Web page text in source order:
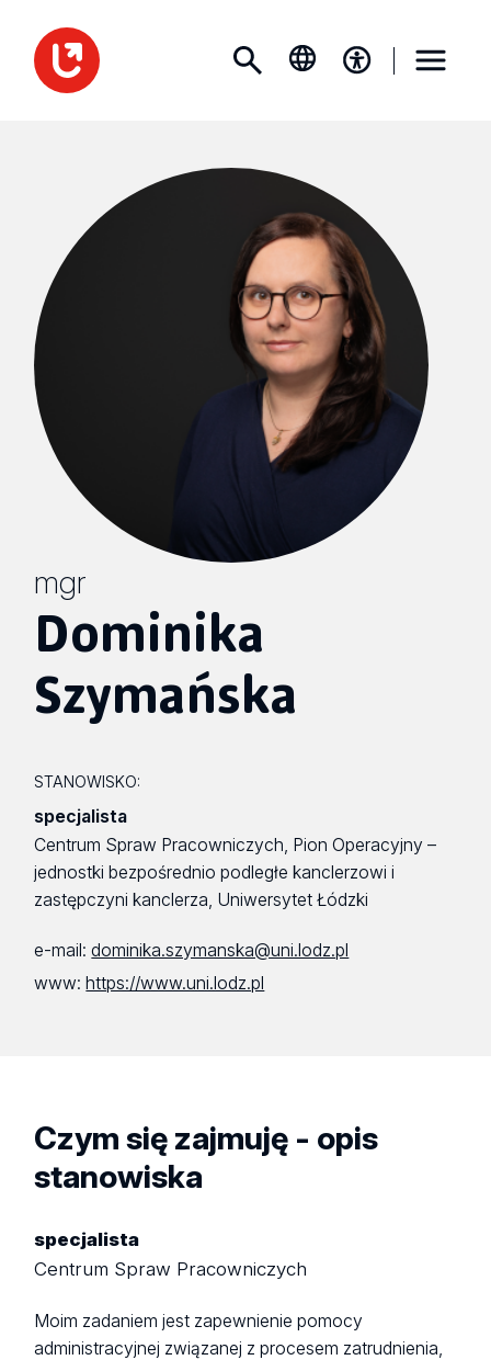
mgr
Dominika
Szymańska
STANOWISKO:
specjalista
Centrum Spraw Pracowniczych, Pion Operacyjny –
jednostki bezpośrednio podległe kanclerzowi i
zastępczyni kanclerza, Uniwersytet Łódzki
e-mail:dominika.szymanska@uni.lodz.pl
www:https://www.uni.lodz.pl
Czym się zajmuję - opis
stanowiska
specjalista
Centrum Spraw Pracowniczych
Moim zadaniem jest zapewnienie pomocy
administracyjnej związanej z procesem zatrudnienia,